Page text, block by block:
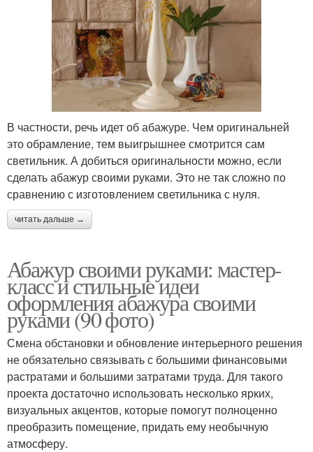
В частности, речь идет об абажуре. Чем оригинальней
это обрамление, тем выигрышнее смотрится сам
светильник. А добиться оригинальности можно, если
сделать абажур своими руками. Это не так сложно по
сравнению с изготовлением светильника с нуля.
читать дальше →
Абажур своими руками: мастер-
класс и стильные идеи
оформления абажура своими
руками (90 фото)
Смена обстановки и обновление интерьерного решения
не обязательно связывать с большими финансовыми
растратами и большими затратами труда. Для такого
проекта достаточно использовать несколько ярких,
визуальных акцентов, которые помогут полноценно
преобразить помещение, придать ему необычную
атмосферу.